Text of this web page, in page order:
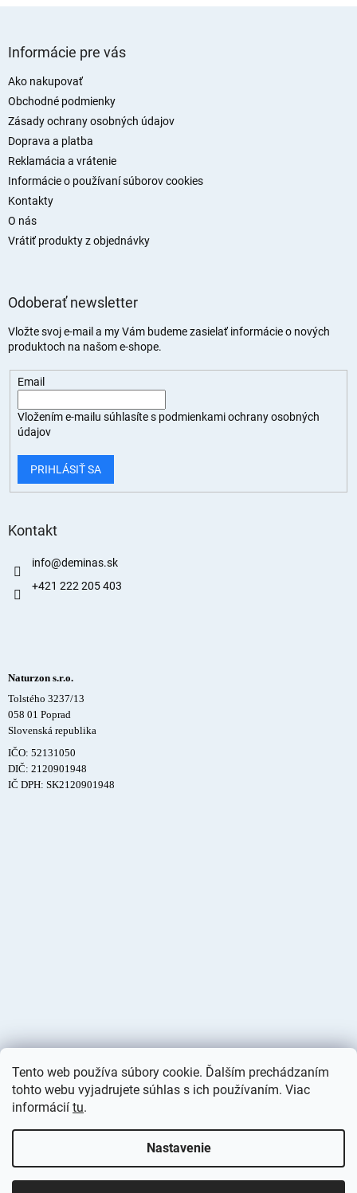
Tento web používa súbory cookie. Ďalším prechádzaním
tohto webu vyjadrujete súhlas s ich používaním. Viac
informácií tu.
Nastavenie
Informácie pre vás
Ako nakupovať
Obchodné podmienky
Zásady ochrany osobných údajov
Doprava a platba
Reklamácia a vrátenie
Informácie o používaní súborov cookies
Kontakty
O nás
Vrátiť produkty z objednávky
Odoberať newsletter
Vložte svoj e-mail a my Vám budeme zasielať informácie o nových
produktoch na našom e-shope.
Email
Vložením e-mailu súhlasíte s podmienkami ochrany osobných
údajov
PRIHLÁSIŤ SA
Kontakt
info@deminas.sk
+421 222 205 403
Naturzon s.r.o.
Tolstého 3237/13
058 01 Poprad
Slovenská republika
IČO: 52131050
DIČ: 2120901948
IČ DPH: SK2120901948